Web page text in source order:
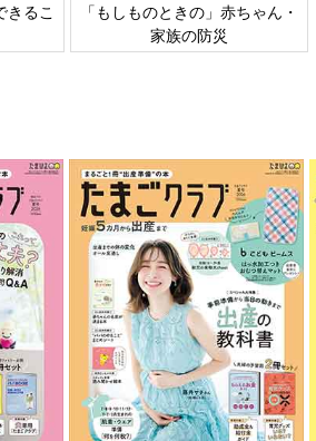
Amazonで購入
天ブックスで購入
きるこ
「もしものときの」赤ちゃん・
家族の防災